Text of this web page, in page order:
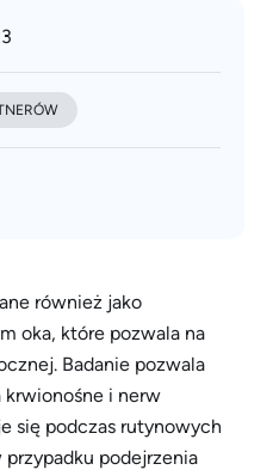
również jako
oka, które pozwala na
Badanie pozwala
i nerw
się podczas rutynowych
podejrzenia